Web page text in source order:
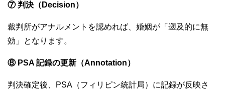
⑦ 判決（Decision）
裁判所がアナルメントを認めれば、婚姻が「遡及的に無
効」となります。
⑧ PSA 記録の更新（Annotation）
判決確定後、PSA（フィリピン統計局）に記録が反映さ